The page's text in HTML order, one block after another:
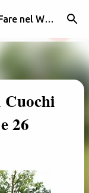
Eventi e Sagre Lombardia: Cosa Fare nel Weekend | Weekendidea
Cuochi
26